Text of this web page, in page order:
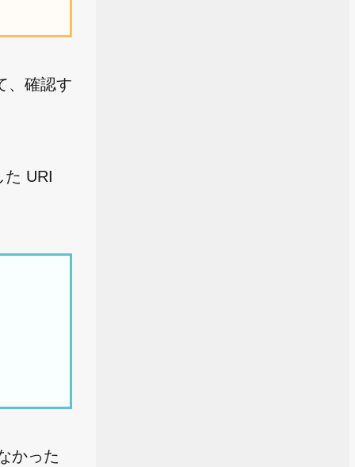
、確認す
た URI
かった